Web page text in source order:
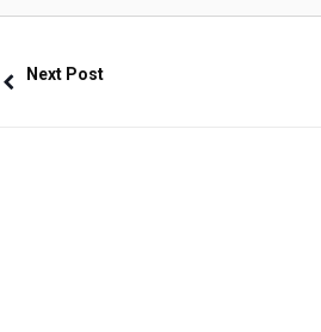
Next Post